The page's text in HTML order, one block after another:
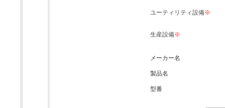
ユーティリティ設備※
生産設備※
メーカー名
製品名
型番